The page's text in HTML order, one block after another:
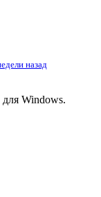
назад
Windows.